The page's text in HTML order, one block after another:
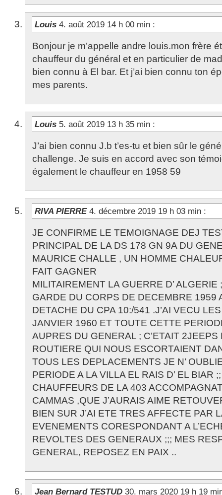
Louis 4. août 2019 14 h 00 min :
Bonjour je m’appelle andre louis.mon frère
chauffeur du général et en particulier de
bien connu à El bar. Et j’ai bien connu ton
mes parents.
Louis 5. août 2019 13 h 35 min :
J’ai bien connu J.b t’es-tu et bien sûr le
challenge. Je suis en accord avec son
également le chauffeur en 1958 59
RIVA PIERRE 4. décembre 2019 19 h 03 min :
JE CONFIRME LE TEMOIGNAGE DEJ
PRINCIPAL DE LA DS 178 GN 9A DU
MAURICE CHALLE , UN HOMME
FAIT GAGNER
MILITAIREMENT LA GUERRE D’ ALGERIE
GARDE DU CORPS DE DECEMBRE 1959
DETACHE DU CPA 10:/541 .J’AI VECU
JANVIER 1960 ET TOUTE CETTE
AUPRES DU GENERAL ; C’ETAIT
ROUTIERE QUI NOUS ESCORTAIENT
TOUS LES DEPLACEMENTS JE N’
PERIODE A LA VILLA EL RAIS D’ EL BIAR ;;
CHAUFFEURS DE LA 403
CAMMAS ,QUE J’AURAIS AIME
BIEN SUR J’AI ETE TRES AFFECTE PAR
EVENEMENTS CORESPONDANT A
REVOLTES DES GENERAUX ;;; MES
GENERAL, REPOSEZ EN PAIX ..
Jean Bernard TESTUD 30. mars 2020 19 h 19